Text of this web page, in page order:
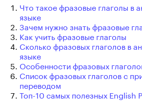
Что такое фразовые глаголы в
языке
Зачем нужно знать фразовые
Как учить фразовые глаголы
Сколько фразовых глаголов в
языке
Особенности фразовых
Список фразовых глаголов с
переводом
Топ-10 самых полезных English